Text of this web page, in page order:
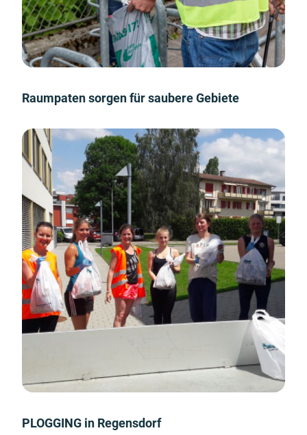
Raumpaten sorgen für saubere Gebiete
PLOGGING in Regensdorf